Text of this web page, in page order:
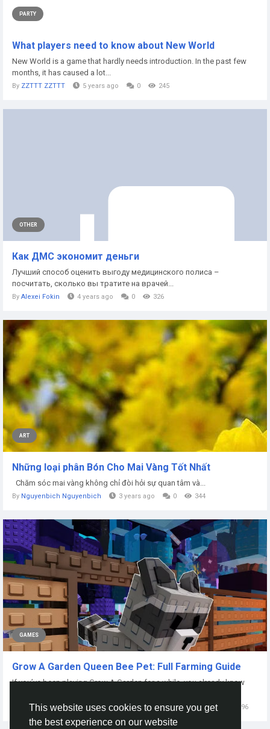
This website uses cookies to ensure you get
the best experience on our website
PARTY
What players need to know about New World
New World is a game that hardly needs introduction. In the past few
months, it has caused a lot...
By ZZTTT ZZTTT 5 years ago 0 245
OTHER
Как ДМС экономит деньги
Лучший способ оценить выгоду медицинского полиса –
посчитать, сколько вы тратите на врачей...
By Alexei Fokin 4 years ago 0 326
ART
Những loại phân Bón Cho Mai Vàng Tốt Nhất
Chăm sóc mai vàng không chỉ đòi hỏi sự quan tâm và...
By Nguyenbich Nguyenbich 3 years ago 0 344
GAMES
Grow A Garden Queen Bee Pet: Full Farming Guide
If you’ve been playing Grow A Garden for a while, you already know
CrimsonChronicle CrimsonChronicle 8 months ago 96